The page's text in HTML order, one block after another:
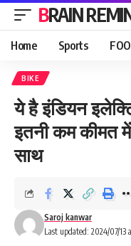
BRAIN
Home Sports
BIKE
ये है इंडियन
इतनी कम कीमत
साथ
Last updated: 2024/07/13
Saroj kanwar